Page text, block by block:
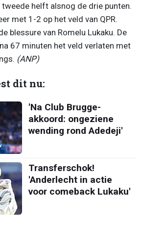
helft alsnog de drie punten.
met 1-2 op het veld van QPR.
blessure van Romelu Lukaku. De
67 minuten het veld verlaten met
(ANP)
dit nu:
'Na Club Brugge-
akkoord: ongeziene
wending rond Adedeji'
Transferschok!
'Anderlecht in actie
voor comeback Lukaku'